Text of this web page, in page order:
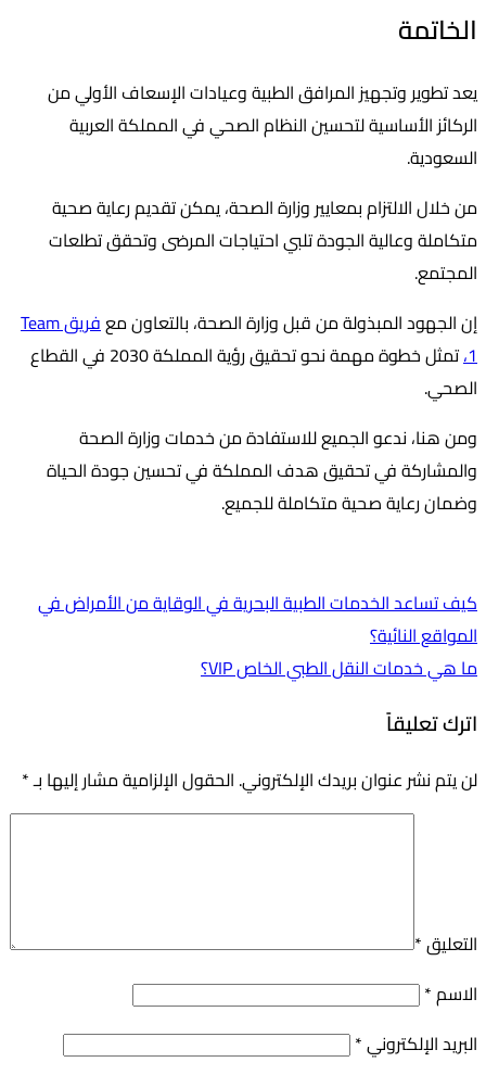
الخاتمة
يعد تطوير وتجهيز المرافق الطبية وعيادات الإسعاف الأولي من
الركائز الأساسية لتحسين النظام الصحي في المملكة العربية
السعودية.
من خلال الالتزام بمعايير وزارة الصحة، يمكن تقديم رعاية صحية
متكاملة وعالية الجودة تلبي احتياجات المرضى وتحقق تطلعات
المجتمع.
إن الجهود المبذولة من قبل وزارة الصحة، بالتعاون مع
فريق Team
1،
تمثل خطوة مهمة نحو تحقيق رؤية المملكة 2030 في القطاع
الصحي.
ومن هنا، ندعو الجميع للاستفادة من خدمات وزارة الصحة
والمشاركة في تحقيق هدف المملكة في تحسين جودة الحياة
وضمان رعاية صحية متكاملة للجميع.
كيف تساعد الخدمات الطبية البحرية في الوقاية من الأمراض في
المواقع النائية؟
ما هي خدمات النقل الطبي الخاص VIP؟
اترك تعليقاً
لن يتم نشر عنوان بريدك الإلكتروني. الحقول الإلزامية مشار إليها بـ*
التعليق*
الاسم*
البريد الإلكتروني*